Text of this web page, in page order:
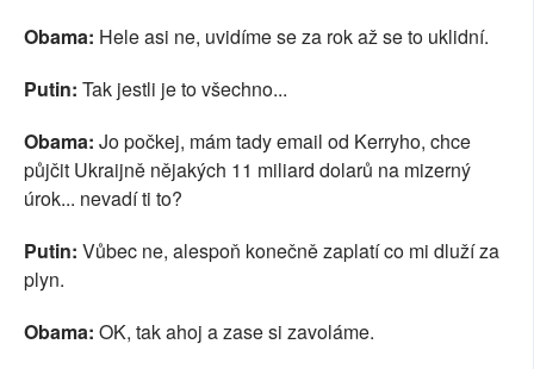
Obama: Hele asi ne, uvidíme se za rok až se to uklidní.
Putin: Tak jestli je to všechno...
Obama: Jo počkej, mám tady email od Kerryho, chce
půjčit Ukraijně nějakých 11 miliard dolarů na mizerný
úrok... nevadí ti to?
Putin: Vůbec ne, alespoň konečně zaplatí co mi dluží za
plyn.
Obama: OK, tak ahoj a zase si zavoláme.